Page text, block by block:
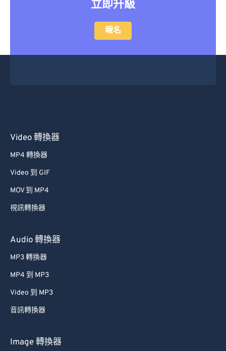
立即升級
報名
Video 轉換器
MP4 轉換器
Video 到 GIF
MOV 到 MP4
視訊轉換器
Audio 轉換器
MP3 轉換器
MP4 到 MP3
Video 到 MP3
音訊轉換器
Image 轉換器